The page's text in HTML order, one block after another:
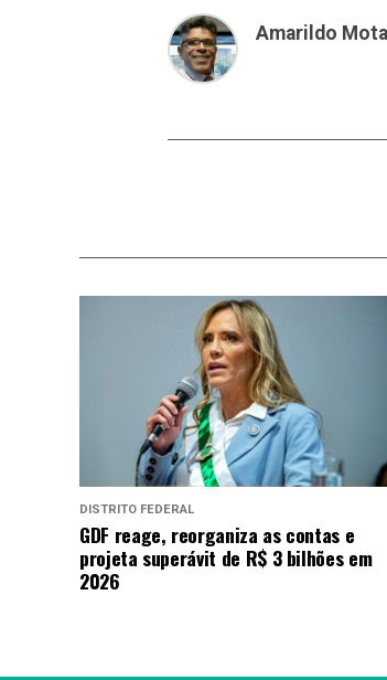
Amarildo Mota
DISTRITO FEDERAL
GDF reage, reorganiza as contas e
projeta superávit de R$ 3 bilhões em
2026